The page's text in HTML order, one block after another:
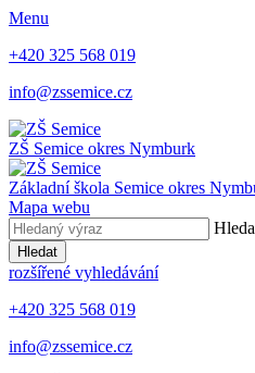
Menu
+420 325 568 019
info@zssemice.cz
ZŠ Semice okres Nymburk
Základní škola Semice okres
Mapa webu
Hledat
rozšířené vyhledávání
+420 325 568 019
info@zssemice.cz